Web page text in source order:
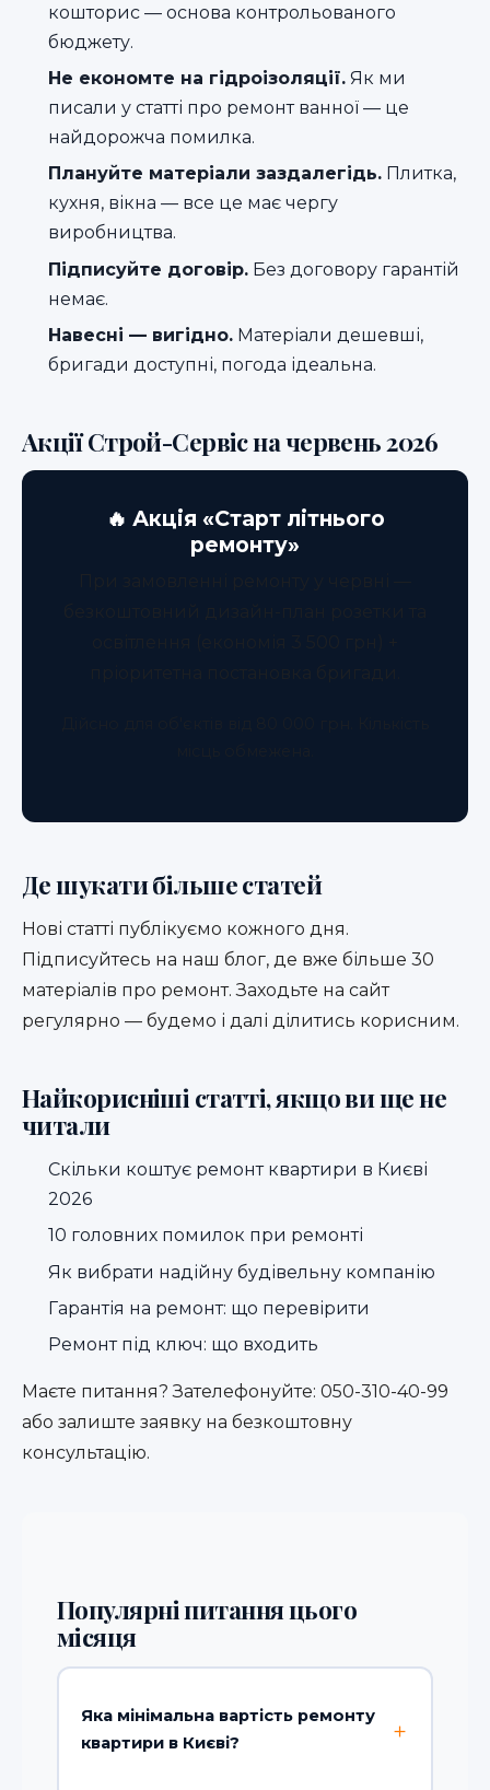
кошторис — основа контрольованого
бюджету.
Не економте на гідроізоляції. Як ми
писали у статті про ремонт ванної — це
найдорожча помилка.
Плануйте матеріали заздалегідь. Плитка,
кухня, вікна — все це має чергу
виробництва.
Підписуйте договір. Без договору гарантій
немає.
Навесні — вигідно. Матеріали дешевші,
бригади доступні, погода ідеальна.
Акції Строй-Сервіс на червень 2026
🔥 Акція «Старт літнього
ремонту»
Де шукати більше статей
Нові статті публікуємо кожного дня.
Підписуйтесь на наш блог, де вже більше 30
матеріалів про ремонт. Заходьте на сайт
регулярно — будемо і далі ділитись корисним.
Найкорисніші статті, якщо ви ще не
читали
Скільки коштує ремонт квартири в Києві
2026
10 головних помилок при ремонті
Як вибрати надійну будівельну компанію
Гарантія на ремонт: що перевірити
Ремонт під ключ: що входить
Маєте питання? Зателефонуйте: 050-310-40-99
або залиште заявку на безкоштовну
консультацію.
Популярні питання цього
місяця
Яка мінімальна вартість ремонту
квартири в Києві?